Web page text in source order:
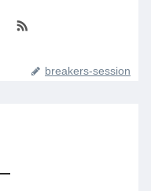
breakers-session